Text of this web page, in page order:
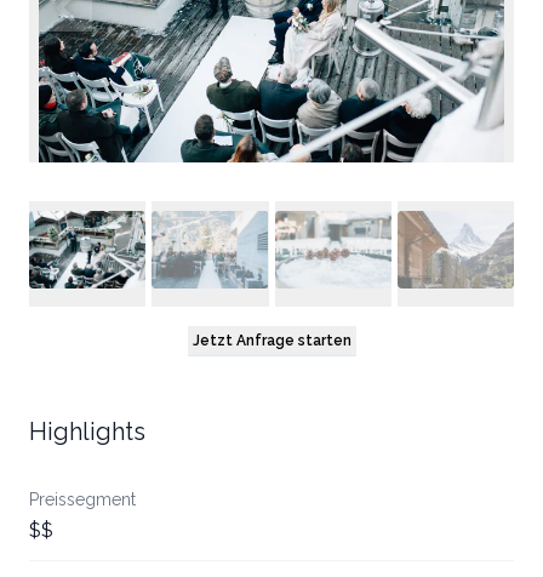
Jetzt Anfrage starten
Highlights
Preissegment
$$